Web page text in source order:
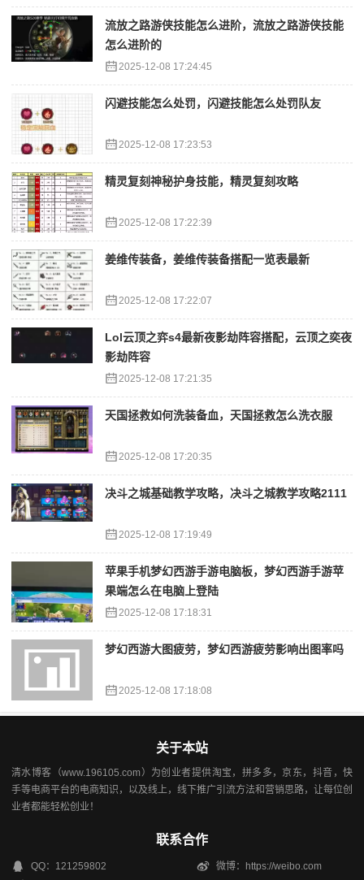
流放之路游侠技能怎么进阶，流放之路游侠技能
怎么进阶的
2025-12-08 17:24:45
闪避技能怎么处罚，闪避技能怎么处罚队友
2025-12-08 17:23:53
精灵复刻神秘护身技能，精灵复刻攻略
2025-12-08 17:22:39
姜维传装备，姜维传装备搭配一览表最新
2025-12-08 17:22:07
Lol云顶之弈s4最新夜影劫阵容搭配，云顶之奕夜
影劫阵容
2025-12-08 17:21:35
天国拯救如何洗装备血，天国拯救怎么洗衣服
2025-12-08 17:20:35
决斗之城基础教学攻略，决斗之城教学攻略2111
2025-12-08 17:19:49
苹果手机梦幻西游手游电脑板，梦幻西游手游苹
果端怎么在电脑上登陆
2025-12-08 17:18:31
梦幻西游大图疲劳，梦幻西游疲劳影响出图率吗
2025-12-08 17:18:08
关于本站
清水博客（www.196105.com）为创业者提供淘宝，拼多多，京东，抖音，快
手等电商平台的电商知识，以及线上，线下推广引流方法和营销思路，让每位创
业者都能轻松创业！
联系合作
QQ：121259802 微博：https://weibo.com